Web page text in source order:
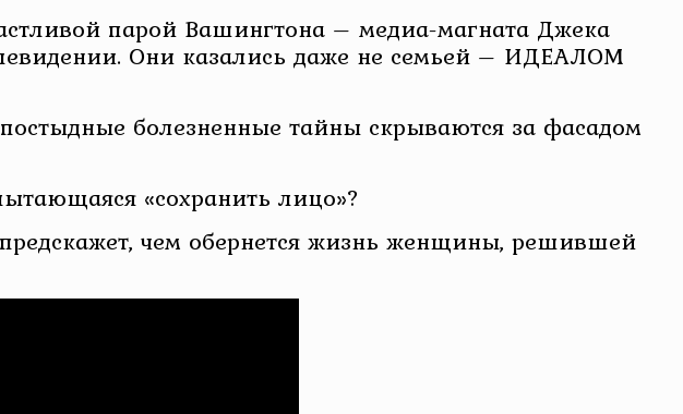
парой Вашингтона – медиа-магната Джека
Они казались даже не семьей – ИДЕАЛОМ
болезненные тайны скрываются за фасадом
«сохранить лицо»?
чем обернется жизнь женщины, решившей